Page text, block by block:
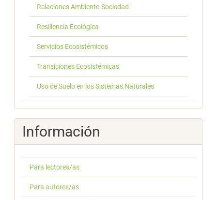
Relaciones Ambiente-Sociedad
Resiliencia Ecológica
Servicios Ecosistémicos
Transiciones Ecosistémicas
Uso de Suelo en los Sistemas Naturales
Información
Para lectores/as
Para autores/as